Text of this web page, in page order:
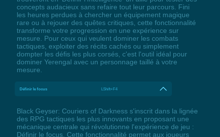
concepts audacieux sans refaire tout leur parcours. Fini
les heures perdues à chercher un équipement magique
rare ou à rejouer des quêtes critiques, cette fonctionnalité
transforme votre progression en une expérience sur
mesure. Pour ceux qui veulent dominer les combats
tactiques, exploiter des récits cachés ou simplement
dompter les défis les plus corsés, c'est l'outil idéal pour
dominer Yerengal avec un personnage taillé à votre
mesure.
Définir le focus LShift+F4
Black Geyser: Couriers of Darkness s'inscrit dans la lignée
des RPG tactiques les plus innovants en proposant une
mécanique centrale qui révolutionne l'expérience de jeu :
Définir le focus. Cette fonctionnalité permet aux joueurs